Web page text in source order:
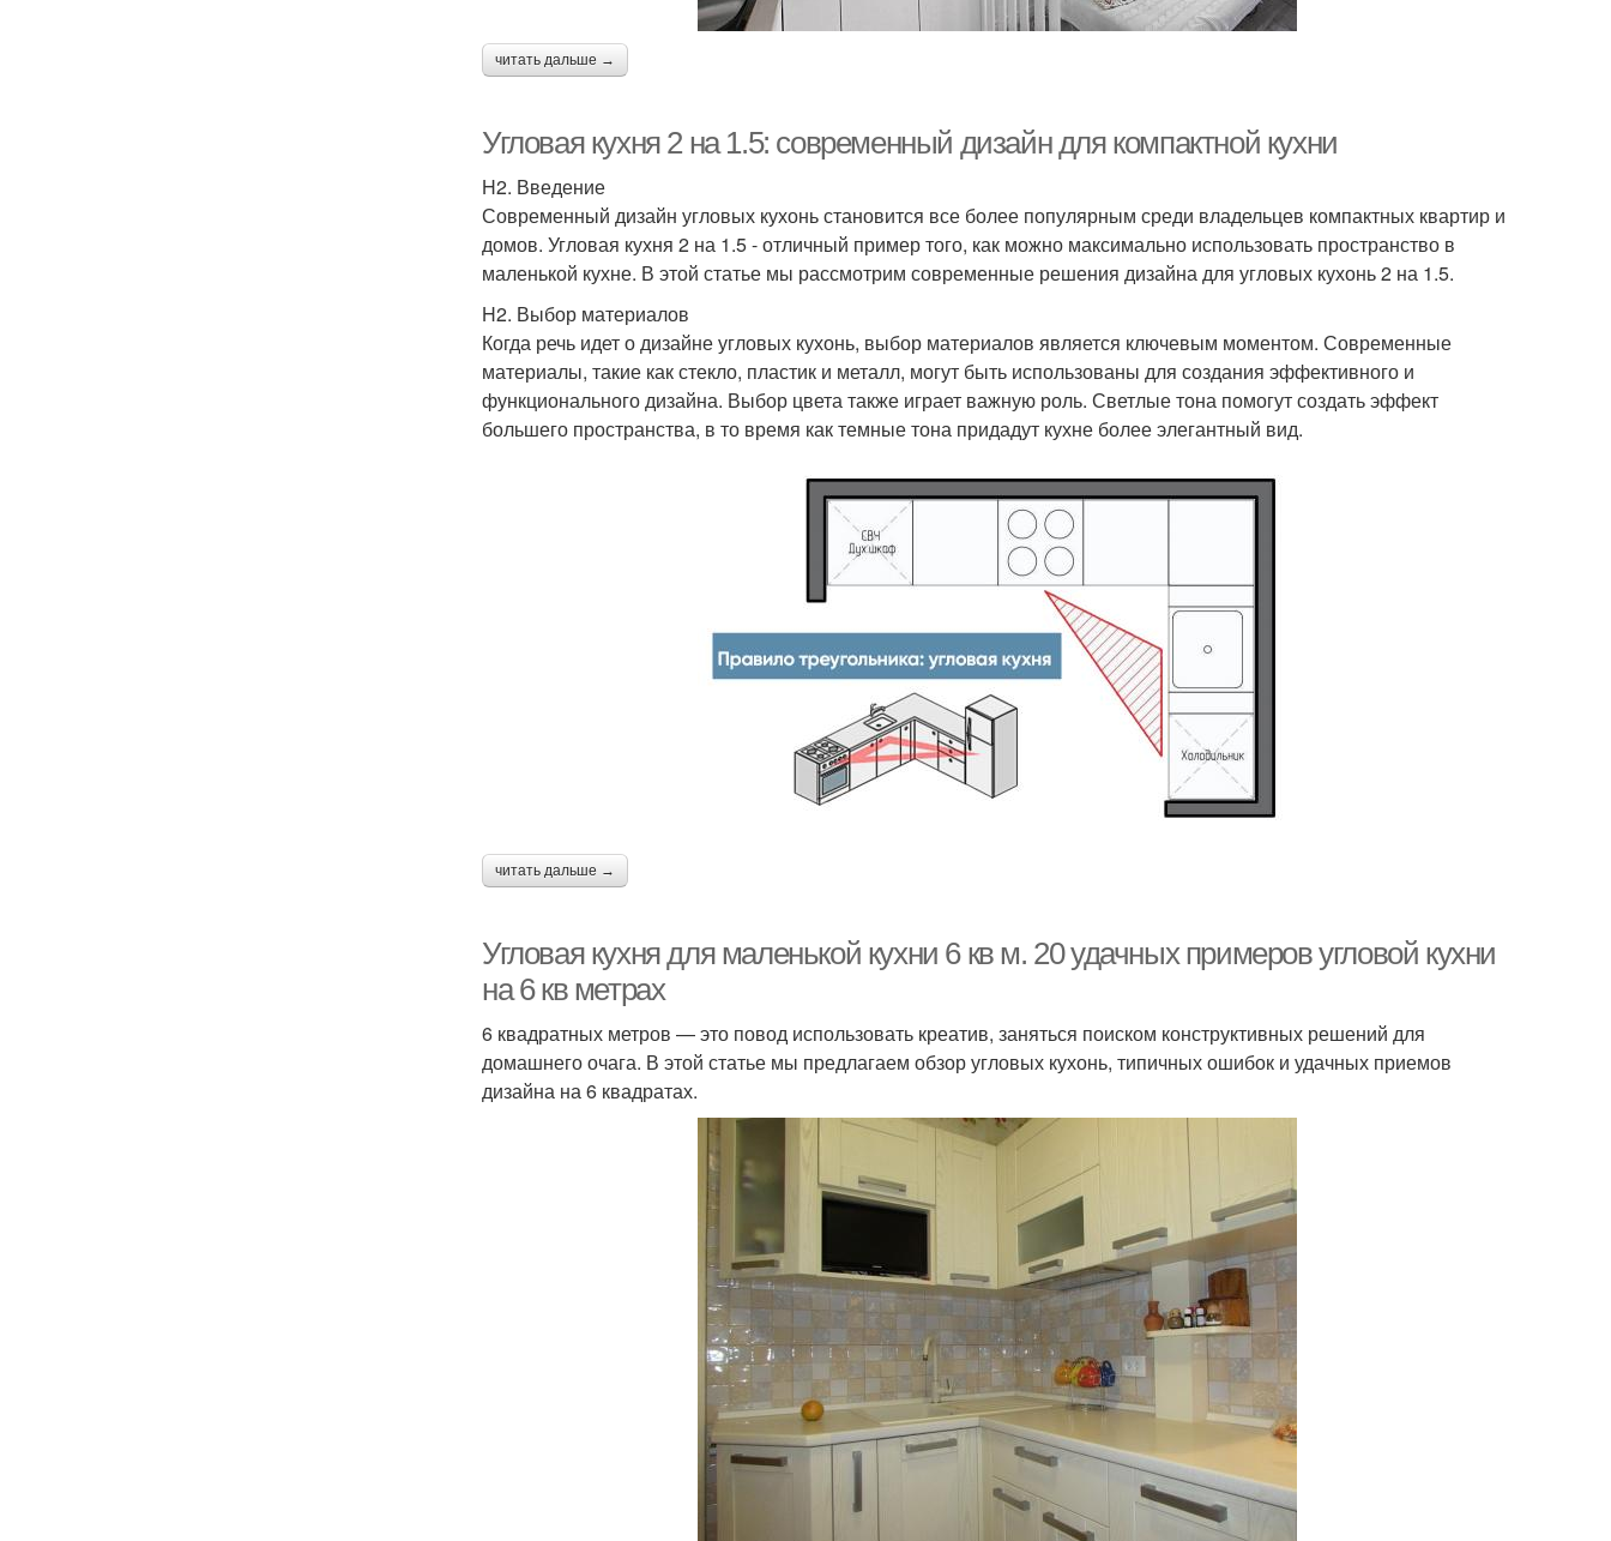
читать дальше →
Угловая кухня 2 на 1.5: современный дизайн для компактной кухни
H2. Введение
Современный дизайн угловых кухонь становится все более популярным среди владельцев компактных квартир и
домов. Угловая кухня 2 на 1.5 - отличный пример того, как можно максимально использовать пространство в
маленькой кухне. В этой статье мы рассмотрим современные решения дизайна для угловых кухонь 2 на 1.5.
H2. Выбор материалов
Когда речь идет о дизайне угловых кухонь, выбор материалов является ключевым моментом. Современные
материалы, такие как стекло, пластик и металл, могут быть использованы для создания эффективного и
функционального дизайна. Выбор цвета также играет важную роль. Светлые тона помогут создать эффект
большего пространства, в то время как темные тона придадут кухне более элегантный вид.
читать дальше →
Угловая кухня для маленькой кухни 6 кв м. 20 удачных примеров угловой кухни
на 6 кв метрах
6 квадратных метров — это повод использовать креатив, заняться поиском конструктивных решений для
домашнего очага. В этой статье мы предлагаем обзор угловых кухонь, типичных ошибок и удачных приемов
дизайна на 6 квадратах.